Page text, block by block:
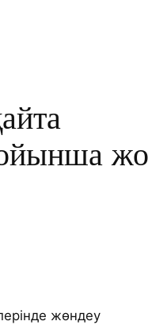
жөндеу